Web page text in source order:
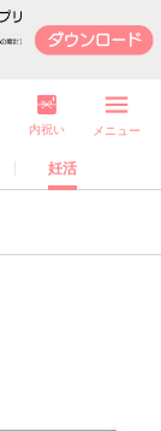
妊活
内祝い メニュー